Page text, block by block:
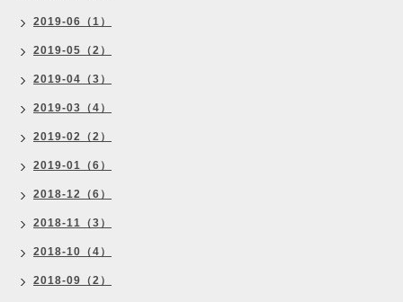
2019-06（1）
2019-05（2）
2019-04（3）
2019-03（4）
2019-02（2）
2019-01（6）
2018-12（6）
2018-11（3）
2018-10（4）
2018-09（2）